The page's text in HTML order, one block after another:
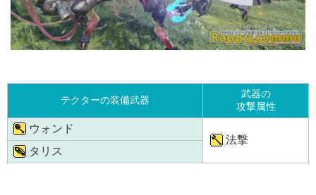
テクターの装備武器
武器の
攻撃属性
ウォンド
法撃
タリス